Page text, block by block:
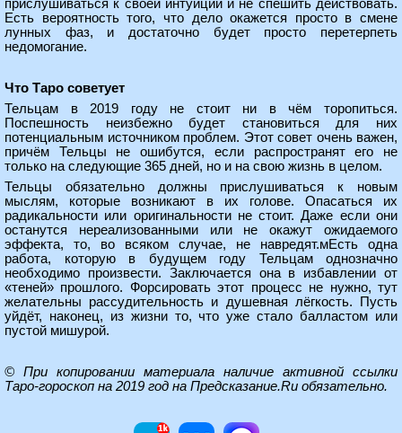
прислушиваться к своей интуиции и не спешить действовать.
Есть вероятность того, что дело окажется просто в смене
лунных фаз, и достаточно будет просто перетерпеть
недомогание.
Что Таро советует
Тельцам в 2019 году не стоит ни в чём торопиться.
Поспешность неизбежно будет становиться для них
потенциальным источником проблем. Этот совет очень важен,
причём Тельцы не ошибутся, если распространят его не
только на следующие 365 дней, но и на свою жизнь в целом.
Тельцы обязательно должны прислушиваться к новым
мыслям, которые возникают в их голове. Опасаться их
радикальности или оригинальности не стоит. Даже если они
останутся нереализованными или не окажут ожидаемого
эффекта, то, во всяком случае, не навредят.мЕсть одна
работа, которую в будущем году Тельцам однозначно
необходимо произвести. Заключается она в избавлении от
«теней» прошлого. Форсировать этот процесс не нужно, тут
желательны рассудительность и душевная лёгкость. Пусть
уйдёт, наконец, из жизни то, что уже стало балластом или
пустой мишурой.
© При копировании материала наличие активной ссылки
Таро-гороскоп на 2019 год на Предсказание.Ru обязательно.